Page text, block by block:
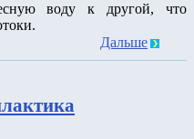
воду к другой, что
Дальше